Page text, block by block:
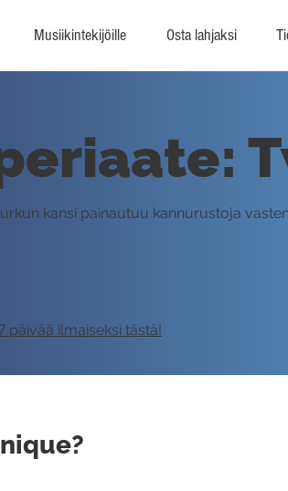
Musiikintekijöille Osta lahjaksi
kansi painautuu kannurustoja
päivää ilmaiseksi tästä!